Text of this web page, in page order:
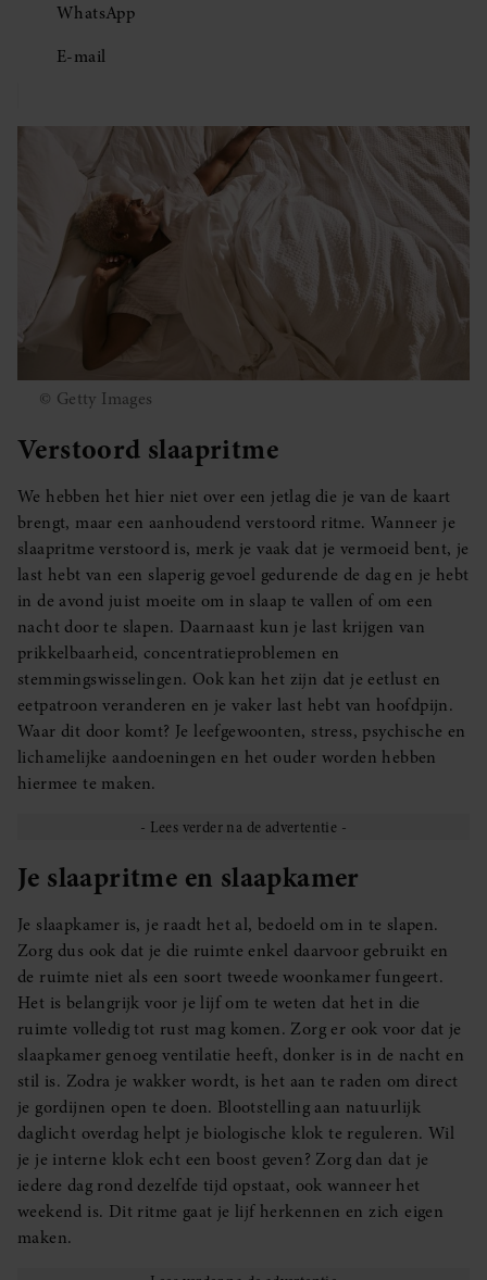
WhatsApp
E-mail
© Getty Images
Verstoord slaapritme
We hebben het hier niet over een jetlag die je van de kaart
brengt, maar een aanhoudend verstoord ritme. Wanneer je
slaapritme verstoord is, merk je vaak dat je vermoeid bent, je
last hebt van een slaperig gevoel gedurende de dag en je hebt
in de avond juist moeite om in slaap te vallen of om een
nacht door te slapen. Daarnaast kun je last krijgen van
prikkelbaarheid, concentratieproblemen en
stemmingswisselingen. Ook kan het zijn dat je eetlust en
eetpatroon veranderen en je vaker last hebt van hoofdpijn.
Waar dit door komt? Je leefgewoonten, stress, psychische en
lichamelijke aandoeningen en het ouder worden hebben
hiermee te maken.
Je slaapritme en slaapkamer
Je slaapkamer is, je raadt het al, bedoeld om in te slapen.
Zorg dus ook dat je die ruimte enkel daarvoor gebruikt en
de ruimte niet als een soort tweede woonkamer fungeert.
Het is belangrijk voor je lijf om te weten dat het in die
ruimte volledig tot rust mag komen. Zorg er ook voor dat je
slaapkamer genoeg ventilatie heeft, donker is in de nacht en
stil is. Zodra je wakker wordt, is het aan te raden om direct
je gordijnen open te doen. Blootstelling aan natuurlijk
daglicht overdag helpt je biologische klok te reguleren. Wil
je je interne klok echt een boost geven? Zorg dan dat je
iedere dag rond dezelfde tijd opstaat, ook wanneer het
weekend is. Dit ritme gaat je lijf herkennen en zich eigen
maken.